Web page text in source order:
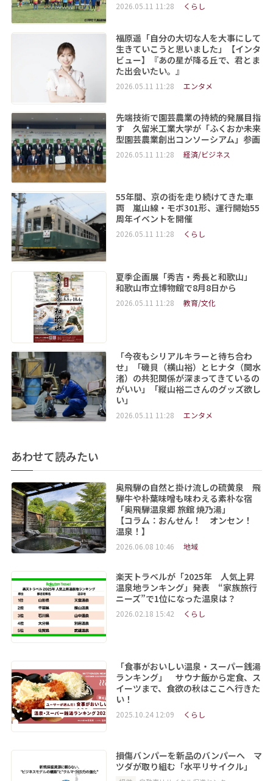
2026.05.11 11:28 くらし
福原遥「自分の大切な人を大事にして
生きていこうと思いました」【インタ
ビュー】『あの星が降る丘で、君とま
た出会いたい。』
2026.05.11 11:28 エンタメ
先端技術で園芸農業の持続的発展目指
す 久留米工業大学が「ふくおか未来
型園芸農業創出コンソーシアム」参画
2026.05.11 11:28 経済/ビジネス
55年間、京の街を走り続けてきた車
両 嵐山線・モボ301形、運行開始55
周年イベントを開催
2026.05.11 11:28 くらし
夏季企画展「秀吉・秀長と和歌山」
和歌山市立博物館で8月8日から
2026.05.11 11:28 教育/文化
「今夜もシリアルキラーと待ち合わ
せ」「磯貝（横山裕）とヒナタ（関水
渚）の共犯関係が深まってきているの
がいい」「縦山裕二さんのグッズ欲し
い」
2026.05.11 11:28 エンタメ
あわせて読みたい
奥飛騨の自然と掛け流しの硫黄泉 飛
騨牛や朴葉味噌も味わえる素朴な宿
「奥飛騨温泉郷 旅館 焼乃湯」
【コラム：おんせん！ オンセン！
温泉！】
2026.06.08 10:46 地域
楽天トラベルが「2025年 人気上昇
温泉地ランキング」発表 “家族旅行
ニーズ”で1位になった温泉は？
2026.02.18 15:42 くらし
「食事がおいしい温泉・スーパー銭湯
ランキング」 サウナ飯から定食、ス
イーツまで、食欲の秋はここへ行きた
い！
2025.10.24 12:09 くらし
損傷バンパーを新品のバンパーへ マ
ツダが取り組む「水平リサイクル」